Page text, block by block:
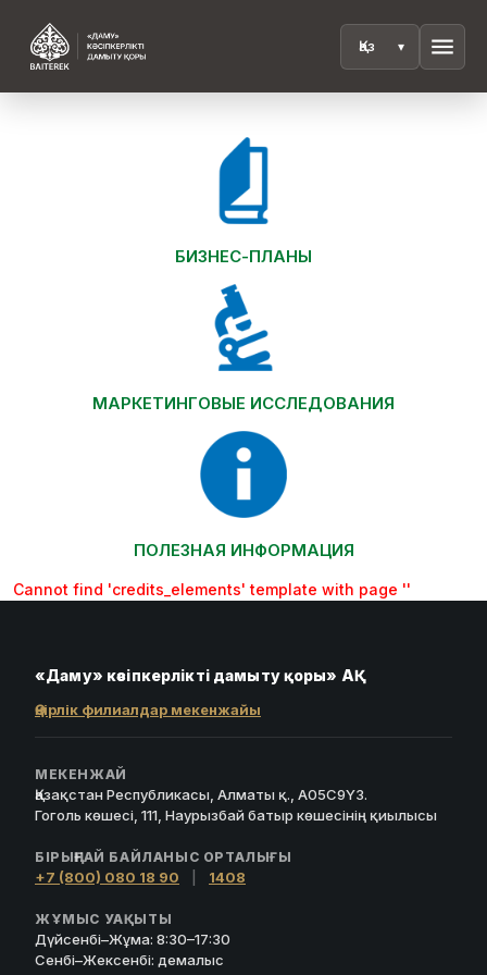
menu
БИЗНЕС-ПЛАНЫ
МАРКЕТИНГОВЫЕ ИССЛЕДОВАНИЯ
ПОЛЕЗНАЯ ИНФОРМАЦИЯ
Cannot find 'credits_elements' template with page ''
«Даму» кәсіпкерлікті дамыту қоры» АҚ
Өңірлік филиалдар мекенжайы
МЕКЕНЖАЙ
Қазақстан Республикасы, Алматы қ., A05C9Y3.
Гоголь көшесі, 111, Наурызбай батыр көшесінің қиылысы
БІРЫҢҒАЙ БАЙЛАНЫС ОРТАЛЫҒЫ
+7 (800) 080 18 90 1408
ЖҰМЫС УАҚЫТЫ
Дүйсенбі–Жұма: 8:30–17:30
Сенбі–Жексенбі: демалыс